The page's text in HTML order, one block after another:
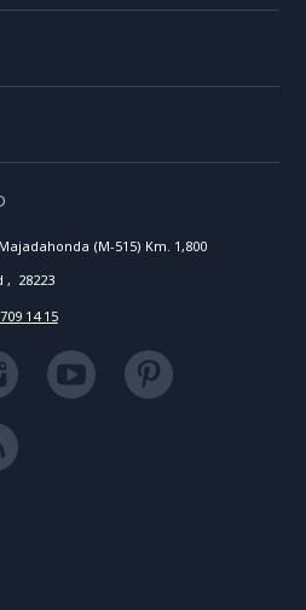
(M-515) Km. 1,800
, 28223
14 15